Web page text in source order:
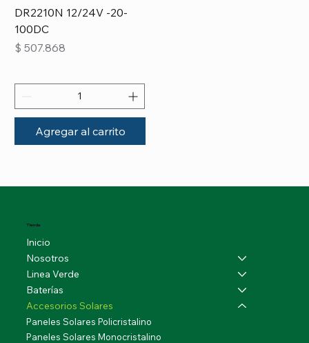
DR2210N 12/24V -20-
100DC
Precio
$ 507.868
Agregar al carrito
Tienda
Inicio
Nosotros
Linea Verde
Baterías
Accesorios Solares
Paneles Solares Policristalino
Paneles Solares Monocristalino